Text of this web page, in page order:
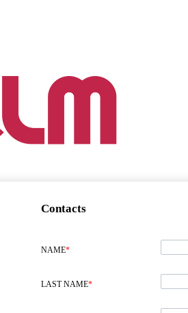
Contacts
NAME*
LAST NAME*